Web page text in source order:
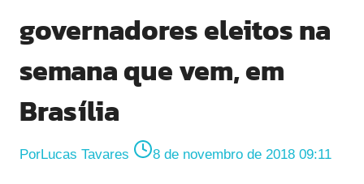
governadores eleitos na
semana que vem, em
Brasília
PorLucas Tavares 8 de novembro de 2018 09:11